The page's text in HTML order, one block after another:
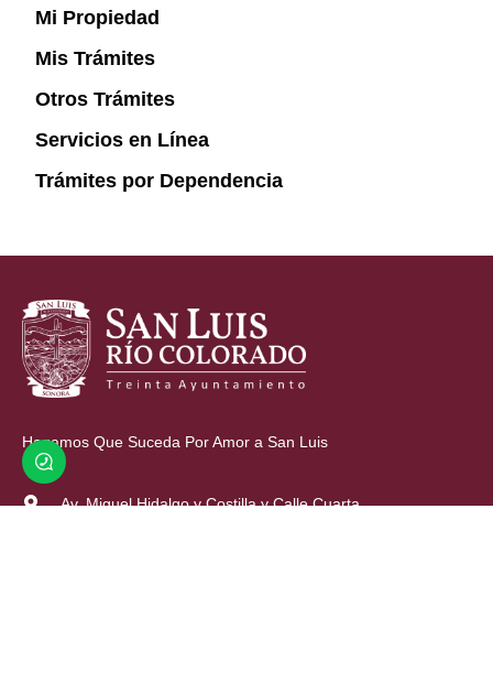
Mi Propiedad
Mis Trámites
Otros Trámites
Servicios en Línea
Trámites por Dependencia
Hagamos Que Suceda Por Amor a San Luis
Av. Miguel Hidalgo y Costilla y Calle Cuarta.